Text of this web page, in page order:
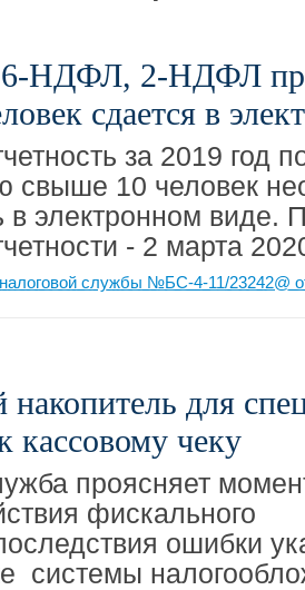
6-НДФЛ, 2-НДФЛ
сдается в
за 2019 год
свыше 10 человек
в электронном виде.
- 2 марта
службы №БС-4-11/23242@
для
кассовому чеку
проясняет
фискального
ошибки
системы